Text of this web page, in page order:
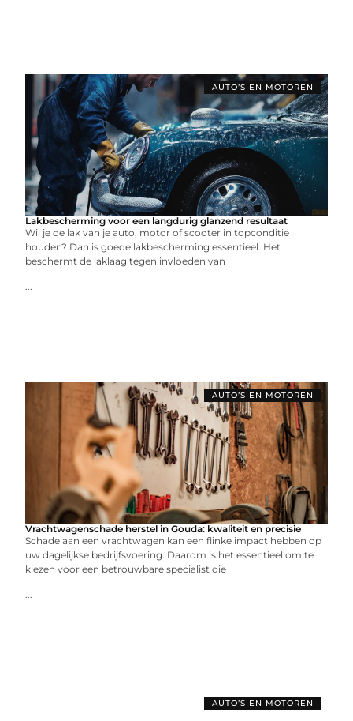
AUTO’S EN MOTOREN
Lakbescherming voor een langdurig glanzend resultaat
Wil je de lak van je auto, motor of scooter in topconditie
houden? Dan is goede lakbescherming essentieel. Het
beschermt de laklaag tegen invloeden van
...
AUTO’S EN MOTOREN
Vrachtwagenschade herstel in Gouda: kwaliteit en precisie
Schade aan een vrachtwagen kan een flinke impact hebben op
uw dagelijkse bedrijfsvoering. Daarom is het essentieel om te
kiezen voor een betrouwbare specialist die
...
AUTO’S EN MOTOREN